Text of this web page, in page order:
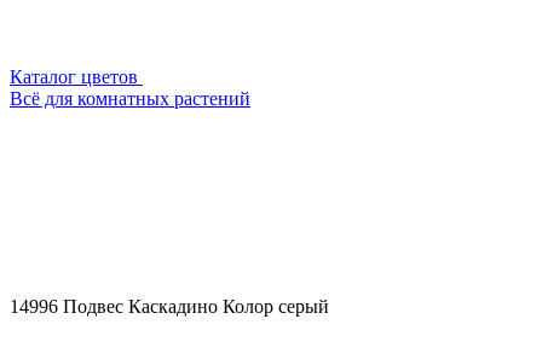
Каталог цветов
Всё для комнатных растений
14996 Подвес Каскадино Колор серый